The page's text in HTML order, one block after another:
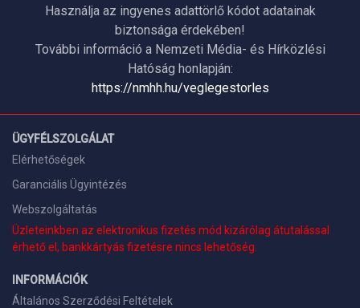
Használja az ingyenes adattörlő kódot adatainak
biztonsága érdekében!
További információ a Nemzeti Média- és Hírközlési
Hatóság honlapján:
https://nmhh.hu/veglegestorles
ÜGYFÉLSZOLGÁLAT
Elérhetőségek
Garanciális Ügyintézés
Webszolgáltatás
Üzleteinkben az elektronikus fizetés mód kizárólag átutalással
érhető el, bankkártyás fizetésre nincs lehetőség.
INFORMÁCIÓK
Általános Szerződési Feltételek